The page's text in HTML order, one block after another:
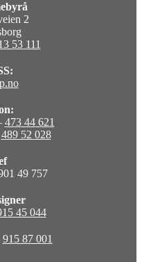
2
53 111
473 44 621
489 52 028
49 757
45 044
915 87 001